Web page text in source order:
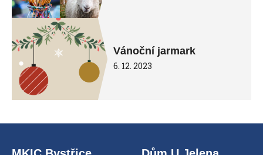
Vánoční jarmark
6. 12. 2023